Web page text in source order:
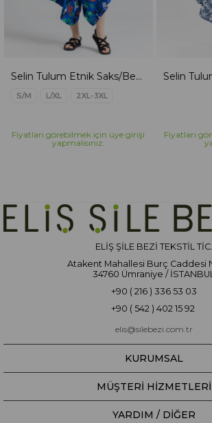
Selin Tulum Etnik Saks/Beyaz - 344.01
S/M L/XL 2XL-3XL
Fiyatları görebilmek için üye girişi
yapmalısınız.
Selin
Fiyatları
ELİŞ ŞİLE BEZİ TEKSTİL TİC.
Atakent Mahallesi Burç Caddesi
34760 Ümraniye / İSTANBUL
+90 ( 216 ) 336 53 03
+90 ( 542 ) 402 15 92
elis@silebezi.com.tr
KURUMSAL
MÜŞTERİ HİZMETLERİ
YARDIM / DIĞER